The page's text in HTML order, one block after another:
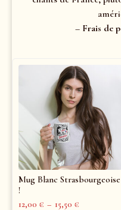
– Frais de
Mug Blanc Strasbourgeoise
!
12,00 € – 15,50 €